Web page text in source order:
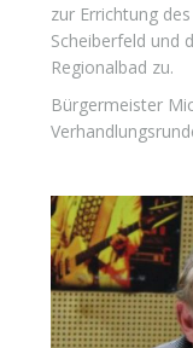
zur Errichtung
Scheiberfeld und
Regionalbad zu.
Bürgermeister